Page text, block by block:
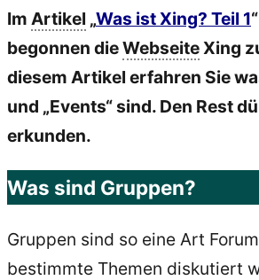
Im Artikel „Was ist Xing? Teil 1
begonnen dieWebseiteXing
diesem Artikel erfahren Sie
und „Events“ sind. Den Rest
erkunden.
Was sind Gruppen?
Gruppen sind so eine Art
bestimmte Themen diskutiert